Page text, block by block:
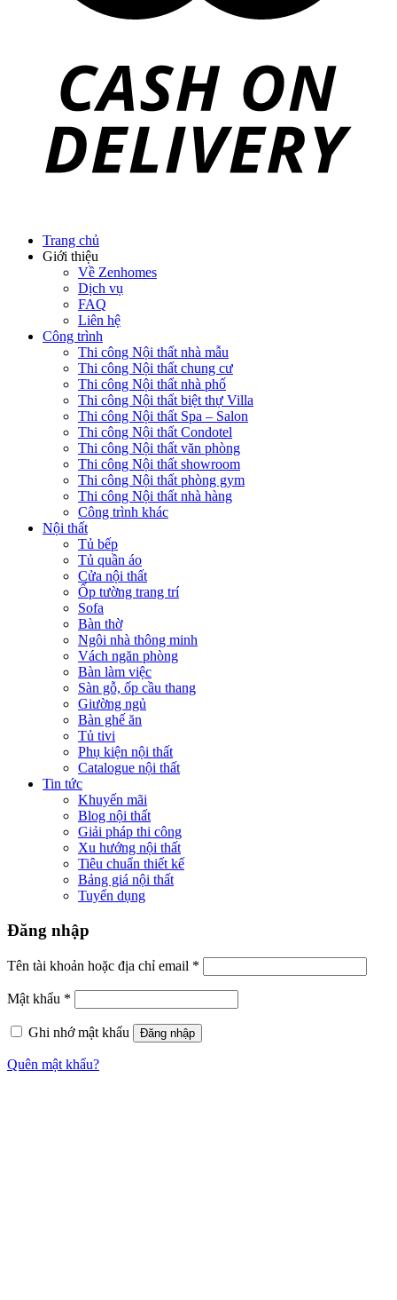
Trang chủ
Giới thiệu
Về Zenhomes
Dịch vụ
FAQ
Liên hệ
Công trình
Thi công Nội thất nhà mẫu
Thi công Nội thất chung cư
Thi công Nội thất nhà phố
Thi công Nội thất biệt thự Villa
Thi công Nội thất Spa – Salon
Thi công Nội thất Condotel
Thi công Nội thất văn phòng
Thi công Nội thất showroom
Thi công Nội thất phòng gym
Thi công Nội thất nhà hàng
Công trình khác
Nội thất
Tủ bếp
Tủ quần áo
Cửa nội thất
Ốp tường trang trí
Sofa
Bàn thờ
Ngôi nhà thông minh
Vách ngăn phòng
Bàn làm việc
Sàn gỗ, ốp cầu thang
Giường ngủ
Bàn ghế ăn
Tủ tivi
Phụ kiện nội thất
Catalogue nội thất
Tin tức
Khuyến mãi
Blog nội thất
Giải pháp thi công
Xu hướng nội thất
Tiêu chuẩn thiết kế
Bảng giá nội thất
Tuyển dụng
Đăng nhập
Tên tài khoản hoặc địa chỉ email *
Mật khẩu *
Ghi nhớ mật khẩu Đăng nhập
Quên mật khẩu?